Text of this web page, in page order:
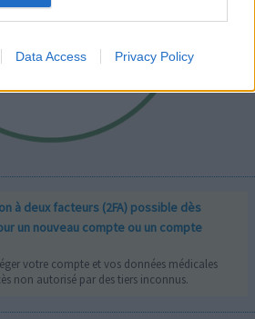
Data Access Privacy Policy
à deux facteurs (2FA) possible dès
un nouveau compte ou un compte
votre compte et vos données médicales
non autorisé par des tiers inconnus.